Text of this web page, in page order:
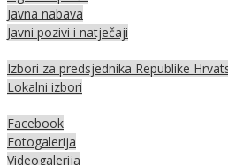
Javna nabava
Javni pozivi i natječaji
Izbori za predsjednika Republike
Lokalni izbori
Facebook
Fotogalerija
Videogalerija